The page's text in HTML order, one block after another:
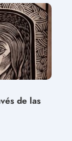
de las